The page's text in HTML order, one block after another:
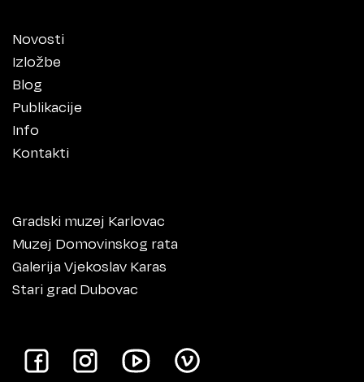
Novosti
Izložbe
Blog
Publikacije
Info
Kontakti
Gradski muzej Karlovac
Muzej Domovinskog rata
Galerija Vjekoslav Karas
Stari grad Dubovac